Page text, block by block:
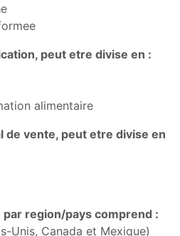
peut etre divise en :
alimentaire
de vente, peut etre divise en
region/pays comprend :
Unis, Canada et Mexique)